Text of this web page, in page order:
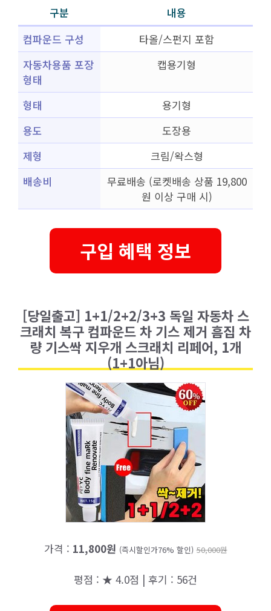
구분
내용
컴파운드 구성
타올/스펀지 포함
자동차용품 포장
형태
캡용기형
형태
용기형
용도
도장용
제형
크림/왁스형
배송비
무료배송 (로켓배송 상품 19,800
원 이상 구매 시)
구입 혜택 정보
[당일출고] 1+1/2+2/3+3 독일 자동차 스
크래치 복구 컴파운드 차 기스 제거 흠집 차
량 기스싹 지우개 스크래치 리페어, 1개
(1+1아님)
가격 : 11,800원 (즉시할인가76% 할인) 50,000원
평점 : ★ 4.0점 | 후기 : 56건